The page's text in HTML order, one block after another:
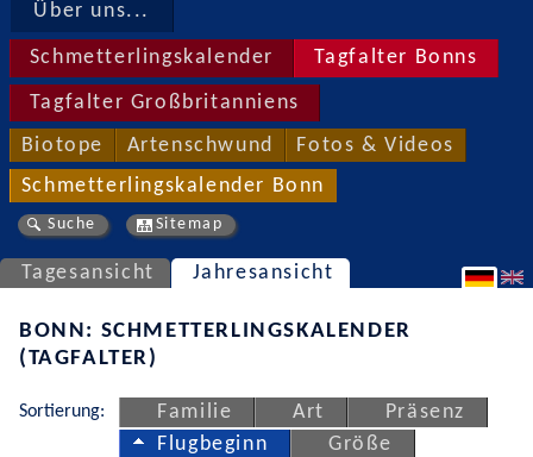
Über uns...
Schmetterlingskalender Tagfalter Bonns
Tagfalter Großbritanniens
Biotope Artenschwund Fotos & Videos
Schmetterlingskalender Bonn
Suche Sitemap
Tagesansicht Jahresansicht
BONN: SCHMETTERLINGSKALENDER
(TAGFALTER)
Sortierung: Familie Art
Präsenz
Flugbeginn
Größe